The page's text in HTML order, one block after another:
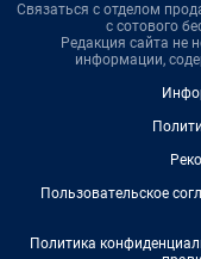
Связаться с отделом
с сотового
Редакция сайта не
информации,
Пользовательское
Политика